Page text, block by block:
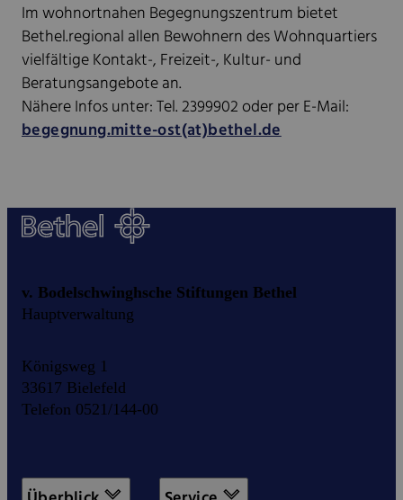
Im wohnortnahen Begegnungszentrum bietet
Bethel.regional allen Bewohnern des Wohnquartiers
vielfältige Kontakt-, Freizeit-, Kultur- und
Beratungsangebote an.
Nähere Infos unter: Tel. 2399902 oder per E-Mail:
begegnung.mitte-ost(at)bethel.de
v. Bodelschwinghsche Stiftungen Bethel
Hauptverwaltung
Königsweg 1
33617 Bielefeld
Telefon 0521/144-00